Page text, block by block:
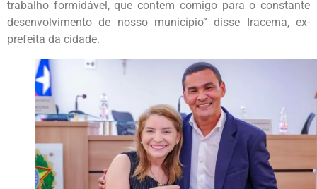
trabalho formidável, que contem comigo para o constante
desenvolvimento de nosso município” disse Iracema, ex-
prefeita da cidade.